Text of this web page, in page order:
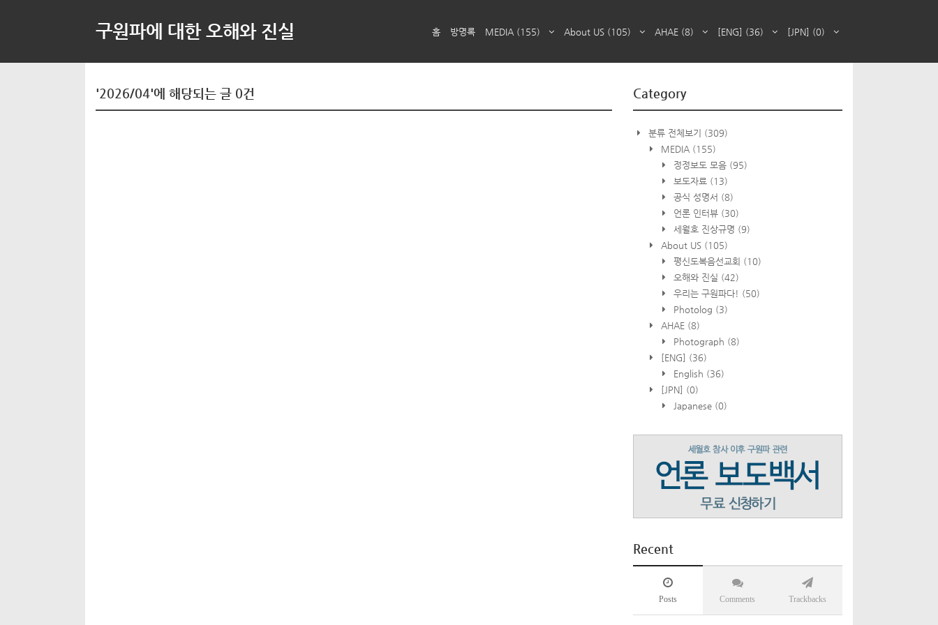
구원파에 대한 오해와 진실 홈 방명록 MEDIA (155) About US (105) AHAE (8) [ENG] (36) [JPN] (0)
'2026/04'에 해당되는 글 0건 Category
분류 전체보기 (309)
MEDIA (155)
정정보도 모음 (95)
보도자료 (13)
공식 성명서 (8)
언론 인터뷰 (30)
세월호 진상규명 (9)
About US (105)
평신도복음선교회 (10)
오해와 진실 (42)
우리는 구원파다! (50)
Photolog (3)
AHAE (8)
Photograph (8)
[ENG] (36)
English (36)
[JPN] (0)
Japanese (0)
Recent
Posts Comments Trackbacks